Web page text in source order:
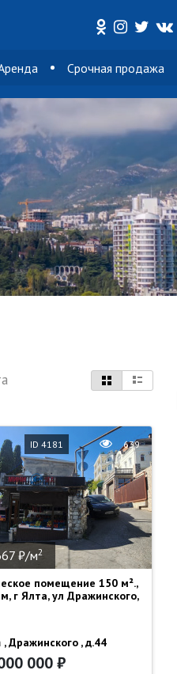
Срочная продажа
ID 4181 639
₽/м2
помещение 150 м².,
г Ялта, ул Дражинского,
, Дражинского , д.44
000 ₽